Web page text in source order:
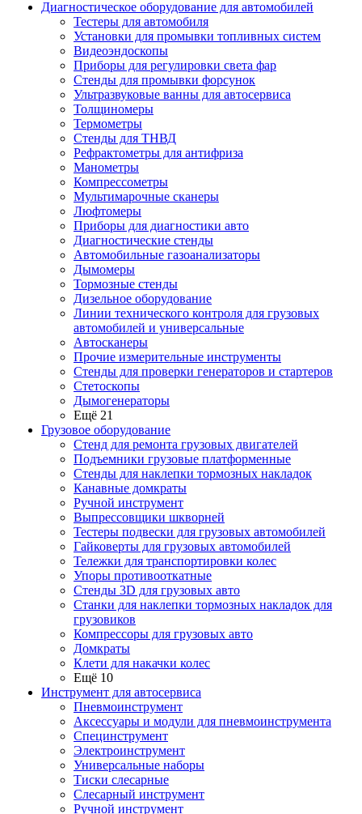
Диагностическое оборудование для автомобилей
Тестеры для автомобиля
Установки для промывки топливных систем
Видеоэндоскопы
Приборы для регулировки света фар
Стенды для промывки форсунок
Ультразвуковые ванны для автосервиса
Толщиномеры
Термометры
Стенды для ТНВД
Рефрактометры для антифриза
Манометры
Компрессометры
Мультимарочные сканеры
Люфтомеры
Приборы для диагностики авто
Диагностические стенды
Автомобильные газоанализаторы
Дымомеры
Тормозные стенды
Дизельное оборудование
Линии технического контроля для грузовых
автомобилей и универсальные
Автосканеры
Прочие измерительные инструменты
Стенды для проверки генераторов и стартеров
Стетоскопы
Дымогенераторы
Ещё 21
Грузовое оборудование
Стенд для ремонта грузовых двигателей
Подъемники грузовые платформенные
Стенды для наклепки тормозных накладок
Канавные домкраты
Ручной инструмент
Выпрессовщики шкворней
Тестеры подвески для грузовых автомобилей
Гайковерты для грузовых автомобилей
Тележки для транспортировки колес
Упоры противооткатные
Стенды 3D для грузовых авто
Станки для наклепки тормозных накладок для
грузовиков
Компрессоры для грузовых авто
Домкраты
Клети для накачки колес
Ещё 10
Инструмент для автосервиса
Пневмоинструмент
Аксессуары и модули для пневмоинструмента
Специнструмент
Электроинструмент
Универсальные наборы
Тиски слесарные
Слесарный инструмент
Ручной инструмент